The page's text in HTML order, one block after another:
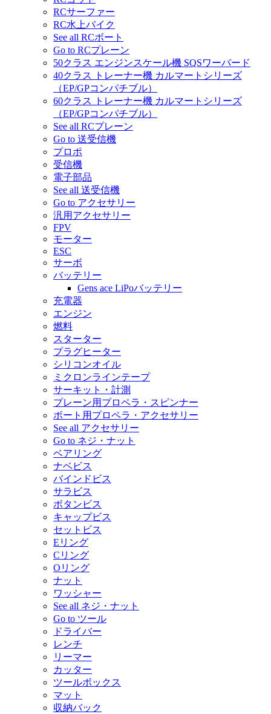
RCサーファー
RC水上バイク
See all RCボート
Go to RCプレーン
50クラス エンジンスケール機 SQSワーバード
40クラス トレーナー機 カルマートシリーズ
（EP/GPコンパチブル）
60クラス トレーナー機 カルマートシリーズ
（EP/GPコンパチブル）
See all RCプレーン
Go to 送受信機
プロポ
受信機
電子部品
See all 送受信機
Go to アクセサリー
汎用アクセサリー
FPV
モーター
ESC
サーボ
バッテリー
Gens ace LiPoバッテリー
充電器
エンジン
燃料
スターター
プラグヒーター
シリコンオイル
ミクロンラインテープ
サーキット・計測
プレーン用プロペラ・スピンナー
ボート用プロペラ・アクセサリー
See all アクセサリー
Go to ネジ・ナット
ベアリング
ナベビス
バインドビス
サラビス
ボタンビス
キャップビス
セットビス
Eリング
Cリング
Oリング
ナット
ワッシャー
See all ネジ・ナット
Go to ツール
ドライバー
レンチ
リーマー
カッター
ツールボックス
マット
収納バック